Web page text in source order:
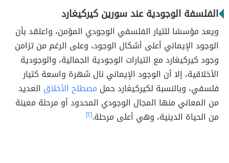
الفلسفة الوجودية عند سورين كيركيغارد
ويعد مؤسسًا للتيار الفلسفي الوجودي المؤمن، واعتقد بأن
الوجود الإيماني أعلى أشكال الوجود، وعلى الرغم من تزامن
وجود كيركيغارد مع التيارات الوجودية الجمالية، والوجودية
الأخلاقية، إلا أن الوجود الإيماني نال شهرة واسعة كتيار
فلسفي، وبالنسبة لكيركيغارد حمل مصطلح الأخلاق العديد
من المعاني منها المجال الوجودي المحدود أو مرحلة معينة
من الحياة الدينية، وهي أعلى مرحلة.[٢]